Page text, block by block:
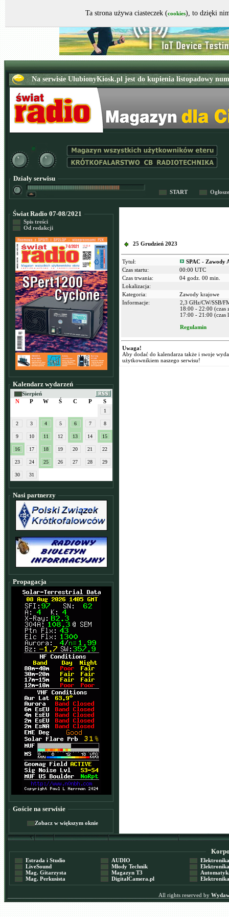
Działy serwisu
START
Świat Radio 07-08/2021
Spis treści
Od redakcji
Kalendarz wydarzeń
Sierpień
N
P W Ś C P S
1
2 3 4 5 6 7 8
9 10 11 12 13 14 15
16 17 18 19 20 21 22
23 24 25 26 27 28 29
30 31
Nasi partnerzy
Propagacja
Goście na serwisie
Zobacz w większym oknie
25 Grudzień 2023
Tytuł:
SPAC - Zawody
Czas startu:
00:00 UTC
Czas trwania:
04 godz. 00 min.
Lokalizacja:
Kategoria:
Zawody krajowe
Informacje:
2,3 GHz/CW/SSB/
18:00 - 22:00 (czas
17:00 - 21:00 (czas
Regulamin
Uwaga!
Aby dodać do kalendarza także i swoje
użytkownikiem naszego serwisu!
Estrada i Studio
LiveSound
Mag. Gitarzysta
Mag. Perkusista
AUDIO
Młody Technik
Magazyn T3
DigitalCamera.pl
Elektronika
Elektronika
Automatyka
Elektronika
All rights reserved by
Ta strona używa ciasteczek (cookies), to dzięki